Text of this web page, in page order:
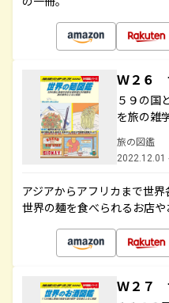
Ｗ２６
５９の国
を旅の雑
旅の図鑑
2022.12.01
アジアからアフリカまで世
世界の麺を食べられるお店
Ｗ２７